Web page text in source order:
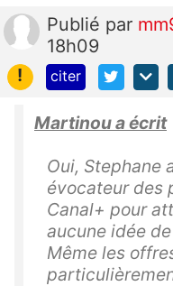
Publié par
18h09
!
citer
Martinou a écrit
Oui, Stephane
évocateur des
Canal+ pour
aucune idée
Même les